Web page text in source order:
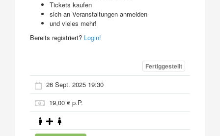
Tickets kaufen
sich an Veranstaltungen anmelden
und vieles mehr!
Bereits registriert? Login!
Fertiggestellt
26 Sept. 2025 19:30
19,00 € p.P.